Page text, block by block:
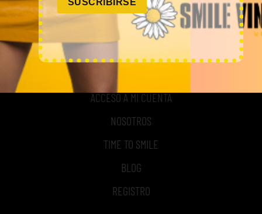
MI CUENTA
ACCESO A MI CUENTA
NOSOTROS
TIME TO SMILE
BLOG
REGISTRO